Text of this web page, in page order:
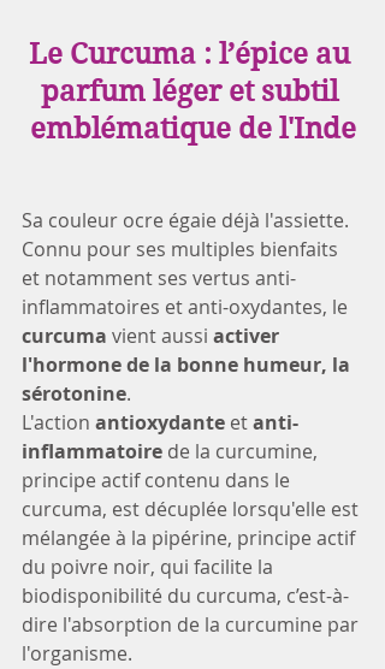
Le Curcuma : l’épice au
parfum léger et subtil
emblématique de l'Inde
Sa couleur ocre égaie déjà l'assiette.
Connu pour ses multiples bienfaits
et notamment ses vertus anti-
inflammatoires et anti-oxydantes, le
curcuma vient aussi activer
l'hormone de la bonne humeur, la
sérotonine.
L'action antioxydante et anti-
inflammatoire de la curcumine,
principe actif contenu dans le
curcuma, est décuplée lorsqu'elle est
mélangée à la pipérine, principe actif
du poivre noir, qui facilite la
biodisponibilité du curcuma, c’est-à-
dire l'absorption de la curcumine par
l'organisme.